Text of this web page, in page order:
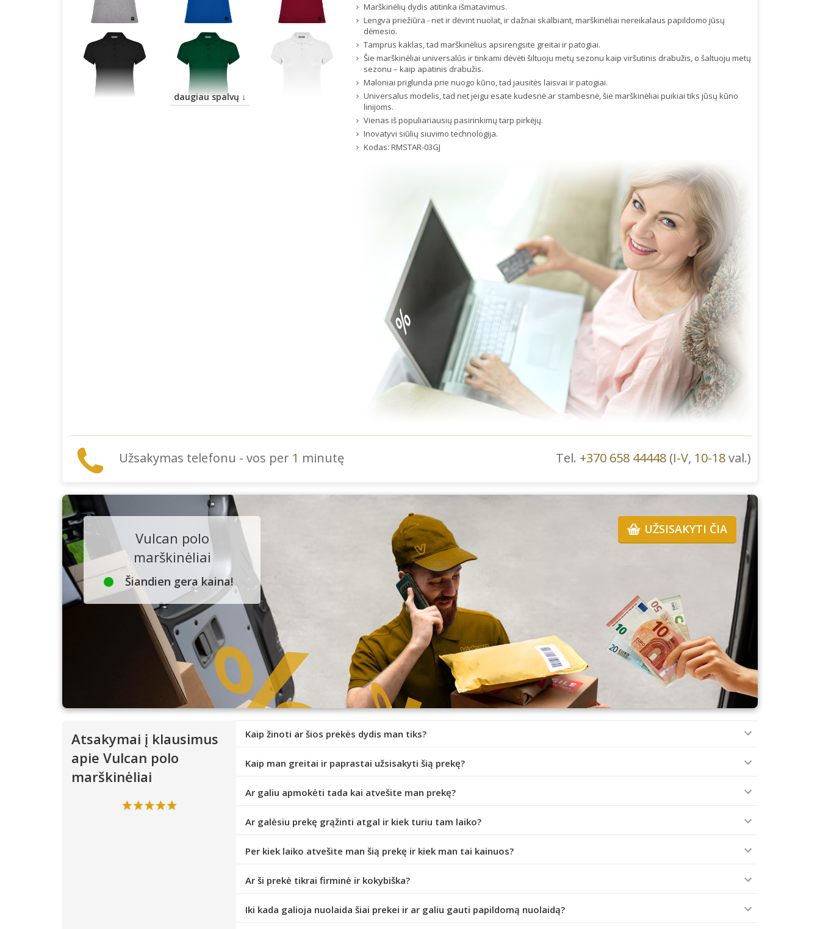
daugiau spalvų ↓
Marškinėlių dydis atitinka išmatavimus.
Lengva priežiūra - net ir dėvint nuolat, ir dažnai skalbiant, marškinėliai nereikalaus papildomo jūsų
dėmesio.
Tamprus kaklas, tad marškinėlius apsirengsite greitai ir patogiai.
Šie marškinėliai universalūs ir tinkami dėvėti šiltuoju metų sezonu kaip viršutinis drabužis, o šaltuoju metų
sezonu – kaip apatinis drabužis.
Maloniai priglunda prie nuogo kūno, tad jausitės laisvai ir patogiai.
Universalus modelis, tad net jeigu esate kudesnė ar stambesnė, šie marškinėliai puikiai tiks jūsų kūno
linijoms.
Vienas iš populiariausių pasirinkimų tarp pirkėjų.
Inovatyvi siūlių siuvimo technologija.
Kodas:RMSTAR-03GJ
Užsakymas telefonu - vos per 1 minutę Tel. +370 658 44448 (I-V, 10-18val.)
Vulcan polo
marškinėliai
Šiandien gera kaina!
UŽSISAKYTI ČIA
Atsakymai į klausimus
apie Vulcan polo
marškinėliai
Kaip žinoti ar šios prekės dydis man tiks?
Kaip man greitai ir paprastai užsisakyti šią prekę?
Ar galiu apmokėti tada kai atvešite man prekę?
Ar galėsiu prekę grąžinti atgal ir kiek turiu tam laiko?
Per kiek laiko atvešite man šią prekę ir kiek man tai kainuos?
Ar ši prekė tikrai firminė ir kokybiška?
Iki kada galioja nuolaida šiai prekei ir ar galiu gauti papildomą nuolaidą?